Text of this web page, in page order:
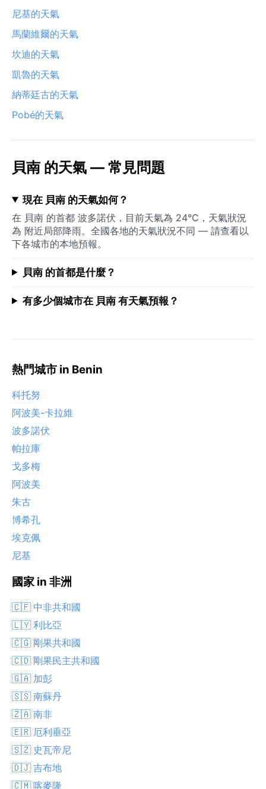
尼基的天氣
馬蘭維爾的天氣
坎迪的天氣
凱魯的天氣
納蒂廷古的天氣
Pobé的天氣
貝南 的天氣 — 常見問題
現在 貝南 的天氣如何？
在 貝南 的首都 波多諾伏，目前天氣為 24°C，天氣狀況
為 附近局部降雨。全國各地的天氣狀況不同 — 請查看以
下各城市的本地預報。
貝南 的首都是什麼？
有多少個城市在 貝南 有天氣預報？
熱門城市 in Benin
科托努
阿波美-卡拉維
波多諾伏
帕拉庫
戈多梅
阿波美
朱古
博希孔
埃克佩
尼基
國家 in 非洲
🇨🇫 中非共和國
🇱🇾 利比亞
🇨🇬 剛果共和國
🇨🇩 剛果民主共和國
🇬🇦 加彭
🇸🇸 南蘇丹
🇿🇦 南非
🇪🇷 厄利垂亞
🇸🇿 史瓦帝尼
🇩🇯 吉布地
🇨🇲 喀麥隆